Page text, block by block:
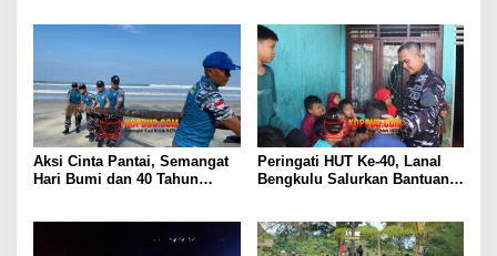
Aksi Cinta Pantai, Semangat
Hari Bumi dan 40 Tahun
Peringati HUT Ke-40, Lanal
Bengkulu Salurkan Bantuan